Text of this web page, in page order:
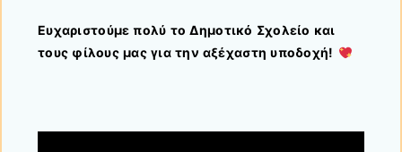
Ευχαριστούμε πολύ το Δημοτικό Σχολείο και
τους φίλους μας για την αξέχαστη υποδοχή!